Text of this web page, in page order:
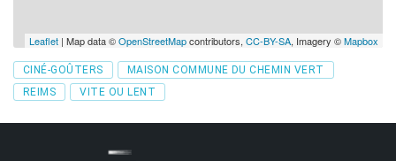
Leaflet | Map data ©OpenStreetMapcontributors, CC-BY-SA, Imagery ©Mapbox
Tags
CINÉ-GOÛTERS
MAISON COMMUNE DU CHEMIN VERT
REIMS
VITE OU LENT